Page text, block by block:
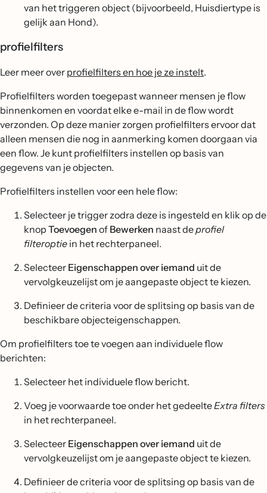
van het triggeren object (bijvoorbeeld, Huisdiertype is
gelijk aan Hond).
profielfilters
Leer meer over profielfilters en hoe je ze instelt.
Profielfilters worden toegepast wanneer mensen je flow
binnenkomen en voordat elke e-mail in de flow wordt
verzonden. Op deze manier zorgen profielfilters ervoor dat
alleen mensen die nog in aanmerking komen doorgaan via
een flow. Je kunt profielfilters instellen op basis van
gegevens van je objecten.
Profielfilters instellen voor een hele flow:
Selecteer je trigger zodra deze is ingesteld en klik op de
knop Toevoegen of Bewerken naast deprofiel
filteroptie in het rechterpaneel.
Selecteer Eigenschappen over iemand uit de
vervolgkeuzelijst om je aangepaste object te kiezen.
Definieer de criteria voor de splitsing op basis van de
beschikbare objecteigenschappen.
Om profielfilters toe te voegen aan individuele flow
berichten:
Selecteer het individuele flow bericht.
Voeg je voorwaarde toe onder het gedeelteExtra filters
in het rechterpaneel.
Selecteer Eigenschappen over iemand uit de
vervolgkeuzelijst om je aangepaste object te kiezen.
Definieer de criteria voor de splitsing op basis van de